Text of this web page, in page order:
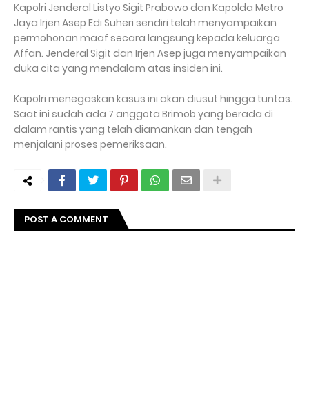
Kapolri Jenderal Listyo Sigit Prabowo dan Kapolda Metro
Jaya Irjen Asep Edi Suheri sendiri telah menyampaikan
permohonan maaf secara langsung kepada keluarga
Affan. Jenderal Sigit dan Irjen Asep juga menyampaikan
duka cita yang mendalam atas insiden ini.
Kapolri menegaskan kasus ini akan diusut hingga tuntas.
Saat ini sudah ada 7 anggota Brimob yang berada di
dalam rantis yang telah diamankan dan tengah
menjalani proses pemeriksaan.
POST A COMMENT